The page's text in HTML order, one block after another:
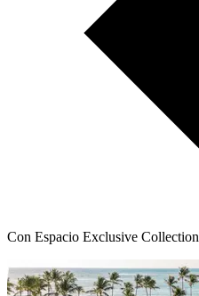
Con Espacio Exclusive Collection